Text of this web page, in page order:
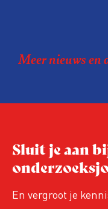
Meer nieuws en
Sluit je aan
En vergroot je